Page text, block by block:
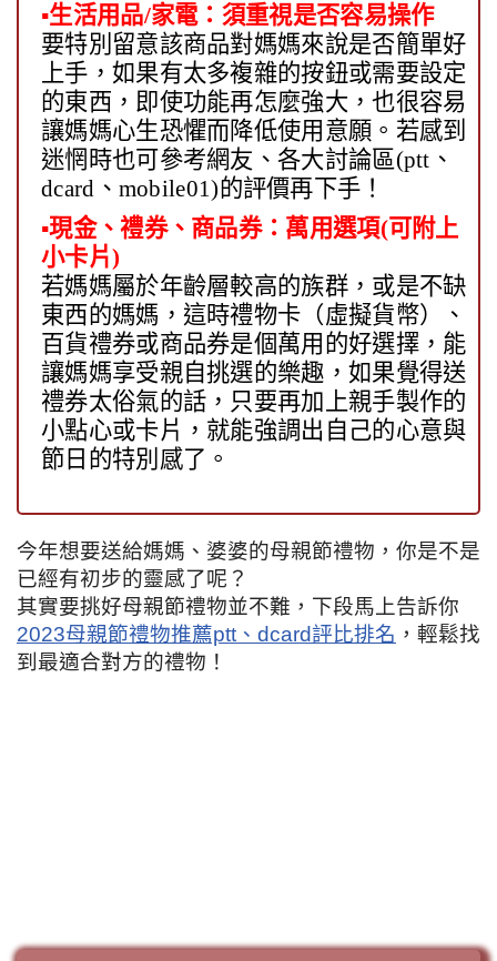
▪生活用品/家電：須重視是否容易操作
要特別留意該商品對媽媽來說是否簡單好
上手，如果有太多複雜的按鈕或需要設定
的東西，即使功能再怎麼強大，也很容易
讓媽媽心生恐懼而降低使用意願。若感到
迷惘時也可參考網友、各大討論區(ptt、
dcard、mobile01)的評價再下手！
▪現金、禮券、商品券：萬用選項(可附上
小卡片)
若媽媽屬於年齡層較高的族群，或是不缺
東西的媽媽，這時禮物卡（虛擬貨幣）、
百貨禮券或商品券是個萬用的好選擇，能
讓媽媽享受親自挑選的樂趣，如果覺得送
禮券太俗氣的話，只要再加上親手製作的
小點心或卡片，就能強調出自己的心意與
節日的特別感了。
今年想要送給媽媽、婆婆的母親節禮物，你是不是
已經有初步的靈感了呢？
其實要挑好母親節禮物並不難，下段馬上告訴你
2023母親節禮物推薦ptt、dcard評比排名 ，輕鬆找
到最適合對方的禮物！